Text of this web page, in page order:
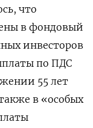
что
в фондовый
инвесторов
по ПДС
55 лет
в «особых